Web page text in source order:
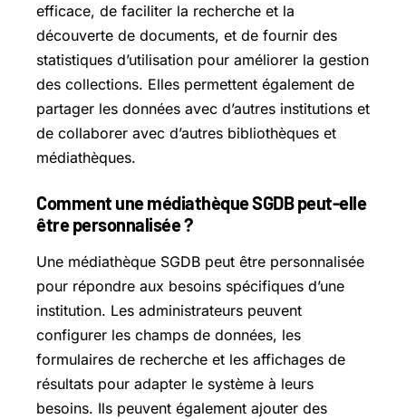
efficace, de faciliter la recherche et la
découverte de documents, et de fournir des
statistiques d’utilisation pour améliorer la gestion
des collections. Elles permettent également de
partager les données avec d’autres institutions et
de collaborer avec d’autres bibliothèques et
médiathèques.
Comment une médiathèque SGDB peut-elle
être personnalisée ?
Une médiathèque SGDB peut être personnalisée
pour répondre aux besoins spécifiques d’une
institution. Les administrateurs peuvent
configurer les champs de données, les
formulaires de recherche et les affichages de
résultats pour adapter le système à leurs
besoins. Ils peuvent également ajouter des